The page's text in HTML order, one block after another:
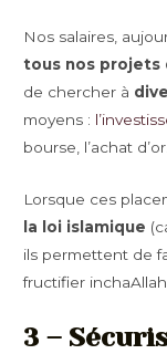
Nos salaires,
tous nos projets
de chercher à
moyens :
bourse, l’achat d’or…
Lorsque ces
la loi islamique
ils permettent de
fructifier inchaAllah.
3 –